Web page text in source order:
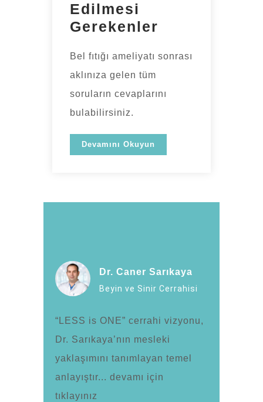
Edilmesi
Gerekenler
Bel fıtığı ameliyatı sonrası
aklınıza gelen tüm
soruların cevaplarını
bulabilirsiniz.
Devamını Okuyun
Dr. Caner Sarıkaya
Beyin ve Sinir Cerrahisi
“LESS is ONE” cerrahi vizyonu,
Dr. Sarıkaya’nın mesleki
yaklaşımını tanımlayan temel
anlayıştır... devamı için
tıklayınız